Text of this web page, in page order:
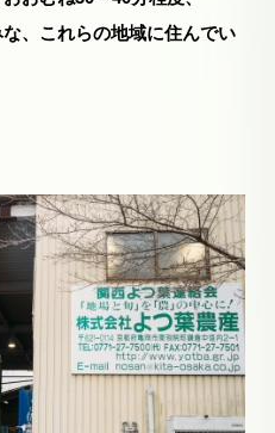
、これらの地域に住んでい